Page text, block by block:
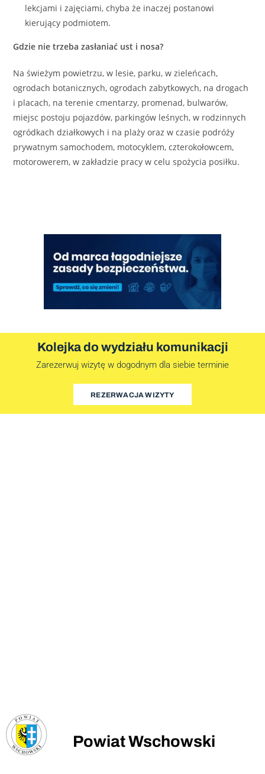
lekcjami i zajęciami, chyba że inaczej postanowi
kierujący podmiotem.
Gdzie nie trzeba zasłaniać ust i nosa?
Na świeżym powietrzu, w lesie, parku, w zieleńcach,
ogrodach botanicznych, ogrodach zabytkowych, na drogach
i placach, na terenie cmentarzy, promenad, bulwarów,
miejsc postoju pojazdów, parkingów leśnych, w rodzinnych
ogródkach działkowych i na plaży oraz w czasie podróży
prywatnym samochodem, motocyklem, czterokołowcem,
motorowerem, w zakładzie pracy w celu spożycia posiłku.
Kolejka do wydziału komunikacji
Zarezerwuj wizytę w dogodnym dla siebie terminie
REZERWACJA WIZYTY
Powiat Wschowski